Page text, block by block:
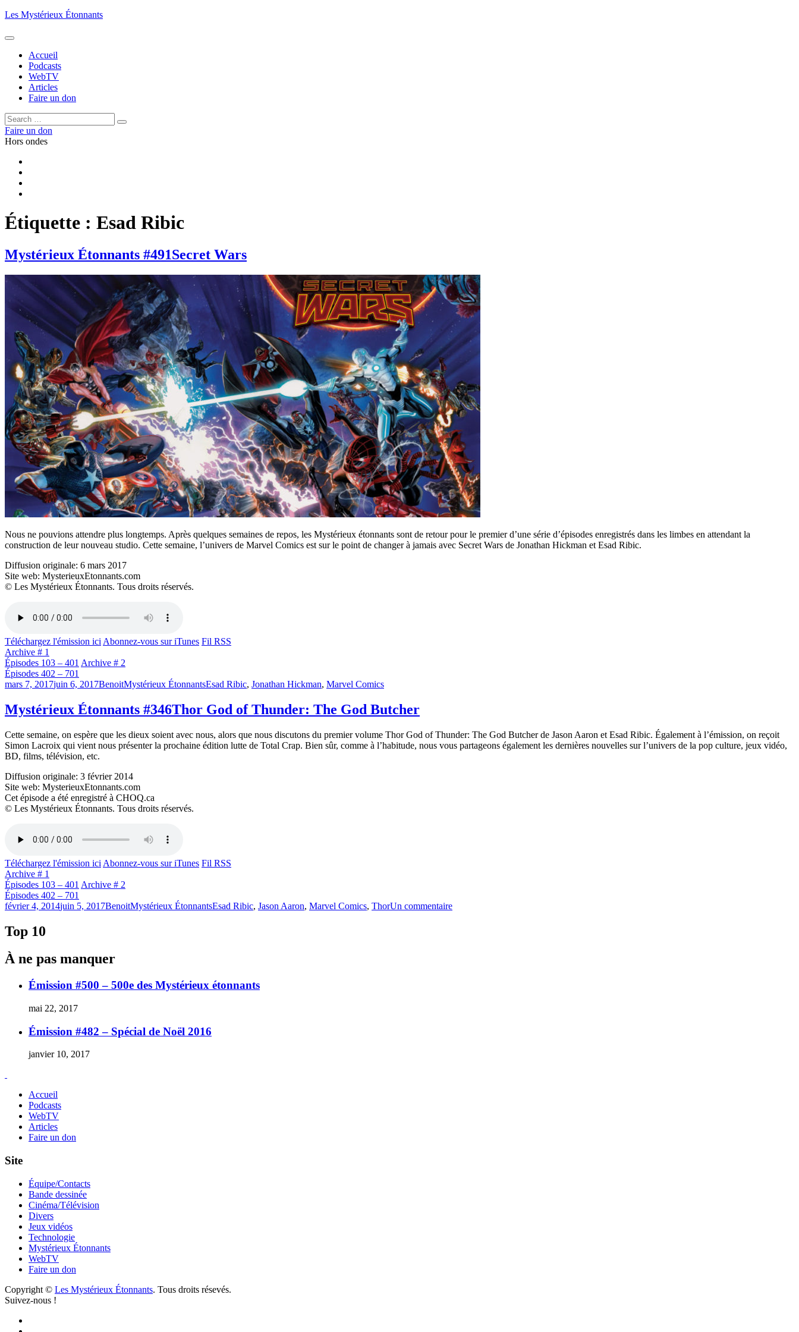
Aller
contenu
Les Mystérieux Étonnants
Accueil
Podcasts
WebTV
Articles
Faire un don
Rechercher :
Rechercher
Faire un don
Hors ondes
Étiquette : Esad Ribic
Mystérieux Étonnants #491Secret Wars
Nous ne pouvions attendre plus longtemps. Après quelques semaines de repos, les Mystérieux étonnants sont de retour pour le premier d’une série d’épisodes enregistrés dans les limbes en attendant la
construction de leur nouveau studio. Cette semaine, l’univers de Marvel Comics est sur le point de changer à jamais avec Secret Wars de Jonathan Hickman et Esad Ribic.
Diffusion originale: 6 mars 2017
Site web: MysterieuxEtonnants.com
© Les Mystérieux Étonnants. Tous droits réservés.
Téléchargez l'émission ici Abonnez-vous sur iTunes Fil RSS
Archive # 1
Épisodes 103 – 401 Archive # 2
Épisodes 402 – 701
Publié
mars 7, 2017juin 6, 2017BenoitCatégories
Mystérieux ÉtonnantsÉtiquettes
Esad Ribic, Jonathan Hickman, Marvel Comics
Mystérieux Étonnants #346Thor God of Thunder: The God Butcher
Cette semaine, on espère que les dieux soient avec nous, alors que nous discutons du premier volume Thor God of Thunder: The God Butcher de Jason Aaron et Esad Ribic. Également à l’émission, on reçoit
Simon Lacroix qui vient nous présenter la prochaine édition lutte de Total Crap. Bien sûr, comme à l’habitude, nous vous partageons également les dernières nouvelles sur l’univers de la pop culture, jeux vidéo,
BD, films, télévision, etc.
Diffusion originale: 3 février 2014
Site web: MysterieuxEtonnants.com
Cet épisode a été enregistré à CHOQ.ca
© Les Mystérieux Étonnants. Tous droits réservés.
Téléchargez l'émission ici Abonnez-vous sur iTunes Fil RSS
Archive # 1
Épisodes 103 – 401 Archive # 2
Épisodes 402 – 701
Publié
février 4, 2014juin 5, 2017BenoitCatégories
Mystérieux ÉtonnantsÉtiquettes
Esad Ribic, Jason Aaron, Marvel Comics, ThorUn commentairesur
Top 10
À ne pas manquer
Émission #500 – 500e des Mystérieux étonnants
mai 22, 2017
Émission #482 – Spécial de Noël 2016
janvier 10, 2017
Accueil
Podcasts
WebTV
Articles
Faire un don
Site
Équipe/Contacts
Bande dessinée
Cinéma/Télévision
Divers
Jeux vidéos
Technologie
Mystérieux Étonnants
WebTV
Faire un don
Copyright © Les Mystérieux Étonnants. Tous droits résevés.
Suivez-nous !